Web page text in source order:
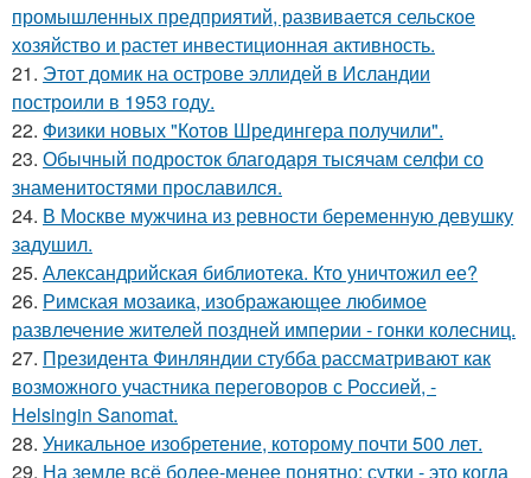
промышленных предприятий, развивается сельское
хозяйство и растет инвестиционная активность.
21. Этот домик на острове эллидей в Исландии
построили в 1953 году.
22. Физики новых "Котов Шредингера получили".
23. Обычный подросток благодаря тысячам селфи со
знаменитостями прославился.
24. В Москве мужчина из ревности беременную девушку
задушил.
25. Александрийская библиотека. Кто уничтожил ее?
26. Римская мозаика, изображающее любимое
развлечение жителей поздней империи - гонки колесниц.
27. Президента Финляндии стубба рассматривают как
возможного участника переговоров с Россией, -
Helsingin Sanomat.
28. Уникальное изобретение, которому почти 500 лет.
29. На земле всё более-менее понятно: сутки - это когда